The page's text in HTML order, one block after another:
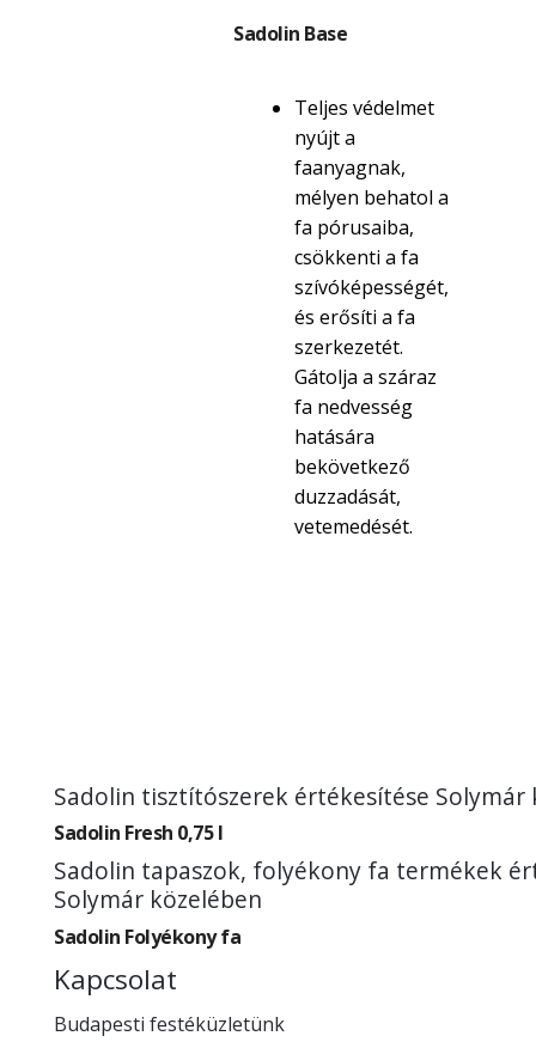
Sadolin Base
Teljes védelmet
nyújt a
faanyagnak,
mélyen behatol a
fa pórusaiba,
csökkenti a fa
szívóképességét,
és erősíti a fa
szerkezetét.
Gátolja a száraz
fa nedvesség
hatására
bekövetkező
duzzadását,
vetemedését.
Sadolin tisztítószerek értékesítése Solymár
Sadolin Fresh 0,75 l
Sadolin tapaszok, folyékony fa termékek
Solymár közelében
Sadolin Folyékony fa
Kapcsolat
Budapesti festéküzletünk